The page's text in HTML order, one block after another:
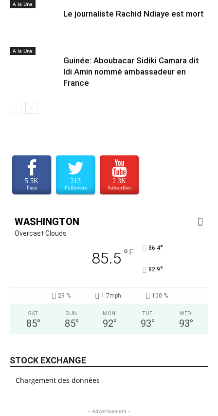
A la Une
Le journaliste Rachid Ndiaye est mort
A la Une
Guinée: Aboubacar Sidiki Camara dit
Idi Amin nommé ambassadeur en
France
5.5K
Fans
213
Followers
2.3K
Subscriber
WASHINGTON
Overcast Clouds
85.5 ° F 86.4°
82.9°
29 % 1.7mph 100 %
SAT
85°
SUN
85°
MON
92°
TUE
93°
WED
93°
STOCK EXCHANGE
Chargement des données
- Advertisement -